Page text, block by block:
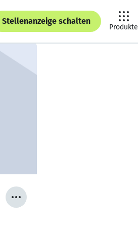
Stellenanzeige schalten
Produkte